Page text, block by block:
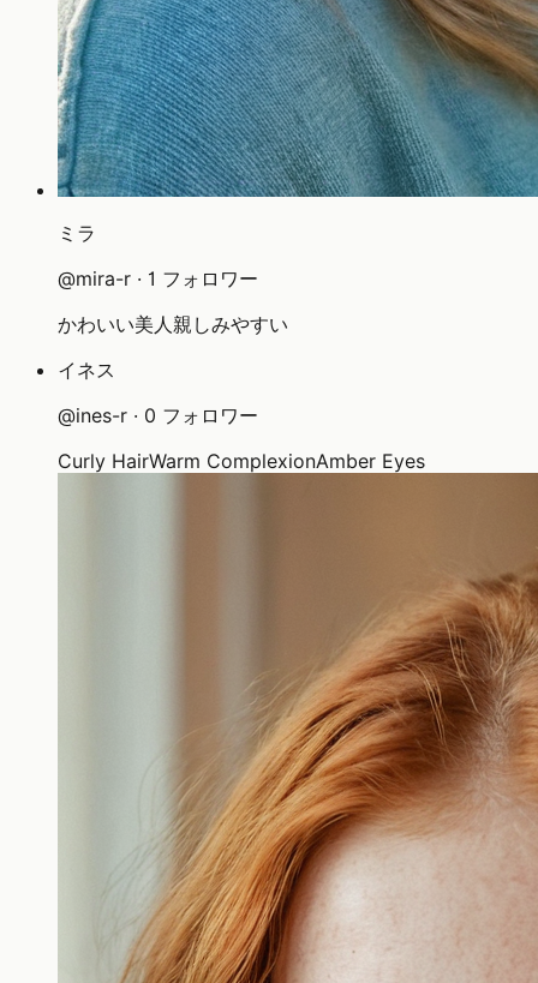
ミラ
@mira-r · 1 フォロワー
かわいい美人 親しみやすい
イネス
@ines-r · 0 フォロワー
Curly HairWarm ComplexionAmber Eyes